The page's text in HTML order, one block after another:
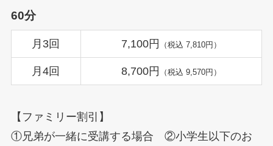
60分
月3回 7,100円 （税込 7,810円）
月4回 8,700円 （税込 9,570円）
【ファミリー割引】
①兄弟が一緒に受講する場合 ②小学生以下のお